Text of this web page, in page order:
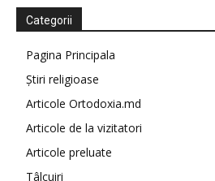
Categorii
Pagina Principala
Știri religioase
Articole Ortodoxia.md
Articole de la vizitatori
Articole preluate
Tâlcuiri